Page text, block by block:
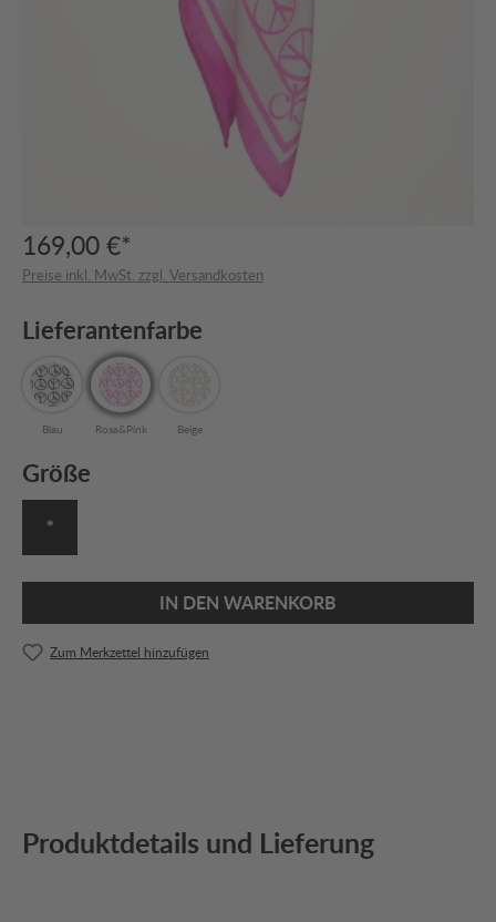
169,00 €*
Preise inkl. MwSt. zzgl. Versandkosten
Lieferantenfarbe
Blau Rosa&Pink Beige
Größe
*
IN DEN WARENKORB
Zum Merkzettel hinzufügen
Produktdetails und Lieferung